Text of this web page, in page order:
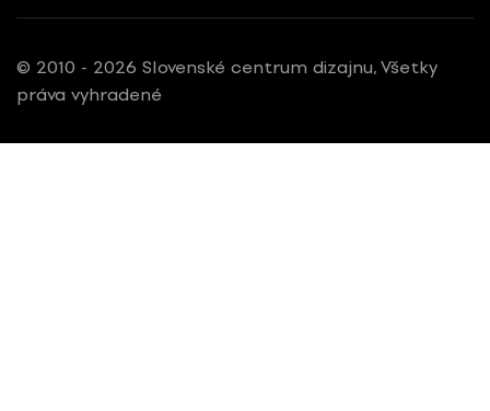
© 2010 - 2026 Slovenské centrum dizajnu, Všetky
práva vyhradené